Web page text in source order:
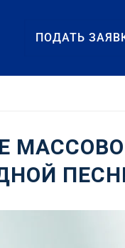
ПОДАТЬ